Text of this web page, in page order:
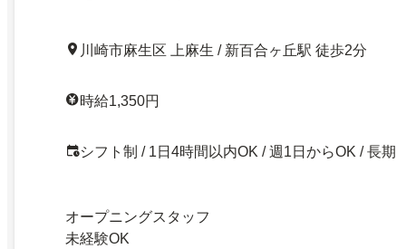
川崎市麻生区 上麻生 / 新百合ヶ丘駅 徒歩2分
時給1,350円
シフト制 / 1日4時間以内OK / 週1日からOK / 長期
オープニングスタッフ
未経験OK